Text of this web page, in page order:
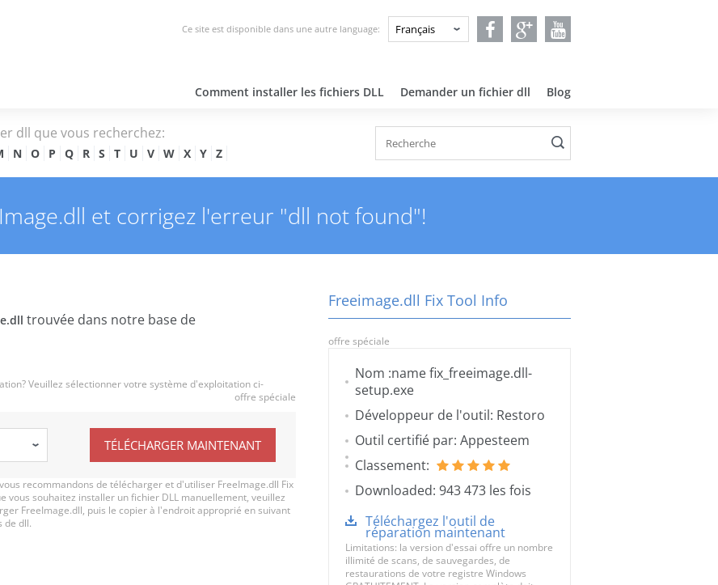
Ce site est disponible dans une autre language:
Comment installer les fichiers DLL Demander un fichier dll Blog
dll que vous recherchez:
N O P Q R S T U V W X Y Z
et corrigez l'erreur "dll not found"!
trouvée dans notre base de
Veuillez sélectionner votre système d'exploitation ci-
offre spéciale
TÉLÉCHARGER MAINTENANT
recommandons de télécharger et d'utiliser FreeImage.dll Fix
vous souhaitez installer un fichier DLL manuellement, veuillez
FreeImage.dll, puis le copier à l'endroit approprié en suivant
de dll.
Freeimage.dll Fix Tool Info
offre spéciale
Nom :name fix_freeimage.dll-
setup.exe
Développeur de l'outil: Restoro
Outil certifié par: Appesteem
Classement:
Downloaded: 943 473 les fois
Téléchargez l'outil de
réparation maintenant
Limitations: la version d'essai offre un nombre
illimité de scans, de sauvegardes, de
restaurations de votre registre Windows